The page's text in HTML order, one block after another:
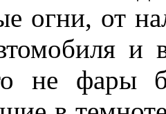
огни, от
и
не фары